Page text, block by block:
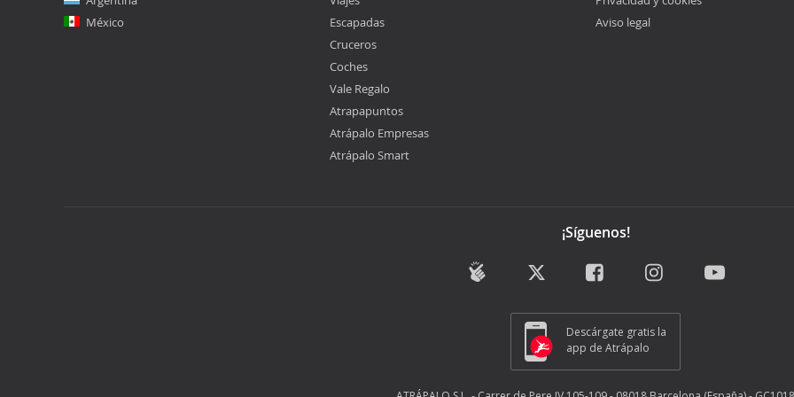
México
Escapadas
Cruceros
Coches
Vale Regalo
Atrapapuntos
Atrápalo Empresas
Atrápalo Smart
Aviso legal
¡Síguenos!
Descárgate gratis la
app de Atrápalo